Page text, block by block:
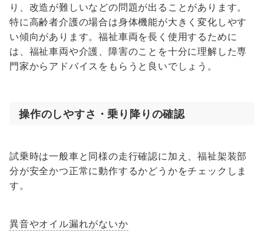
り、改造が難しいなどの問題が出ることがあります。
特に高齢者介護の場合は身体機能が大きく変化しやす
い傾向があります。福祉車両を長く使用するために
は、福祉車両や介護、障害のことを十分に理解した専
門家からアドバイスをもらうと良いでしょう。
操作のしやすさ・乗り降りの確認
試乗時は一般車と同様の走行確認に加え、福祉架装部
分が安全かつ正常に動作するかどうかをチェックしま
す。
異音やオイル漏れがないか